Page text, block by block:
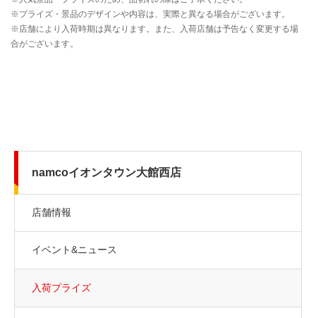
namcoイオンタウン大館西店
店舗情報
イベント&ニュース
入荷プライズ